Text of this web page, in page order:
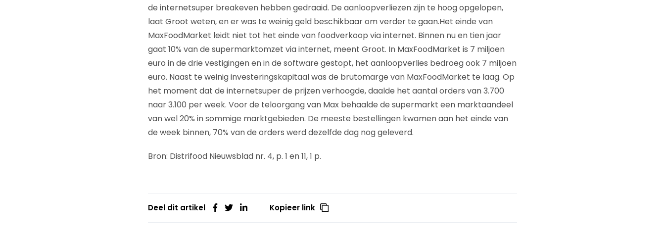
de internetsuper breakeven hebben gedraaid. De aanloopverliezen zijn te hoog opgelopen,
laat Groot weten, en er was te weinig geld beschikbaar om verder te gaan.Het einde van
MaxFoodMarket leidt niet tot het einde van foodverkoop via internet. Binnen nu en tien jaar
gaat 10% van de supermarktomzet via internet, meent Groot. In MaxFoodMarket is 7 miljoen
euro in de drie vestigingen en in de software gestopt, het aanloopverlies bedroeg ook 7 miljoen
euro. Naast te weinig investeringskapitaal was de brutomarge van MaxFoodMarket te laag. Op
het moment dat de internetsuper de prijzen verhoogde, daalde het aantal orders van 3.700
naar 3.100 per week. Voor de teloorgang van Max behaalde de supermarkt een marktaandeel
van wel 20% in sommige marktgebieden. De meeste bestellingen kwamen aan het einde van
de week binnen, 70% van de orders werd dezelfde dag nog geleverd.
Bron: Distrifood Nieuwsblad nr. 4, p. 1 en 11, 1 p.
Deel dit artikel Kopieer link